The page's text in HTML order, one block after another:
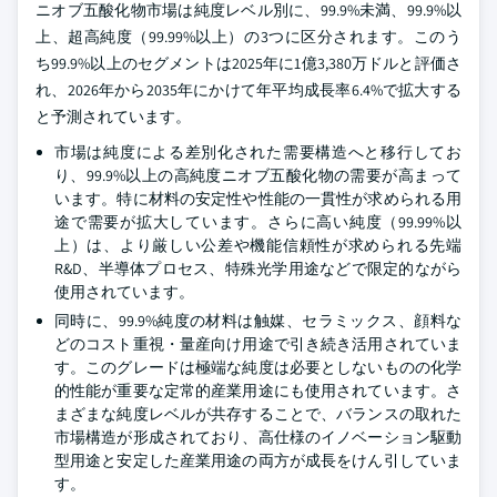
ニオブ五酸化物市場は純度レベル別に、99.9%未満、99.9%以
上、超高純度（99.99%以上）の3つに区分されます。このう
ち99.9%以上のセグメントは2025年に1億3,380万ドルと評価さ
れ、2026年から2035年にかけて年平均成長率6.4%で拡大する
と予測されています。
市場は純度による差別化された需要構造へと移行してお
り、99.9%以上の高純度ニオブ五酸化物の需要が高まって
います。特に材料の安定性や性能の一貫性が求められる用
途で需要が拡大しています。さらに高い純度（99.99%以
上）は、より厳しい公差や機能信頼性が求められる先端
R&D、半導体プロセス、特殊光学用途などで限定的ながら
使用されています。
同時に、99.9%純度の材料は触媒、セラミックス、顔料な
どのコスト重視・量産向け用途で引き続き活用されていま
す。このグレードは極端な純度は必要としないものの化学
的性能が重要な定常的産業用途にも使用されています。さ
まざまな純度レベルが共存することで、バランスの取れた
市場構造が形成されており、高仕様のイノベーション駆動
型用途と安定した産業用途の両方が成長をけん引していま
す。